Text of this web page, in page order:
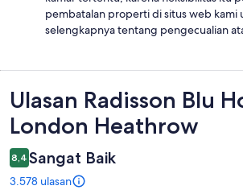
pembatalan properti di situs web kami
selengkapnya tentang pengecualian
Ulasan
Ulasan Radisson Blu
London Heathrow
8,4 Sangat Baik
3.578 ulasan